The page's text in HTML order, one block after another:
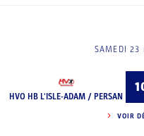
SAMEDI
HVO HB L'ISLE-ADAM / PERSAN
VOIR